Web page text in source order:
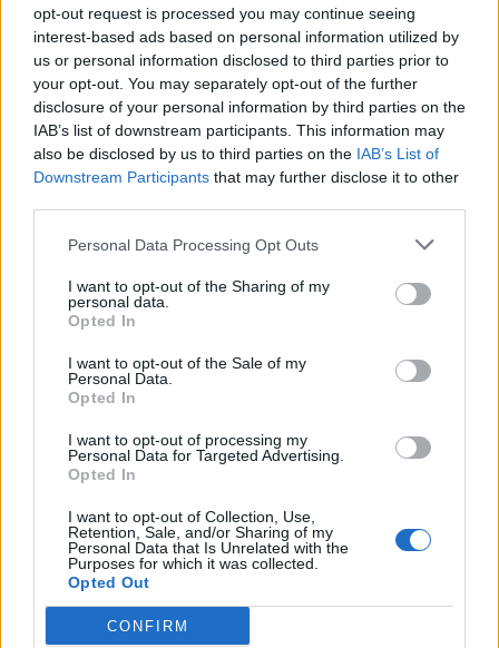
opt-out request is processed you may continue seeing
interest-based ads based on personal information utilized by
us or personal information disclosed to third parties prior to
your opt-out. You may separately opt-out of the further
disclosure of your personal information by third parties on the
IAB’s list of downstream participants. This information may
also be disclosed by us to third parties on the IAB’s List of
Downstream Participants that may further disclose it to other
Personal Data Processing Opt Outs
I want to opt-out of the Sharing of my
personal data.
Opted In
I want to opt-out of the Sale of my
Personal Data.
Opted In
I want to opt-out of processing my
Personal Data for Targeted Advertising.
Opted In
I want to opt-out of Collection, Use,
Retention, Sale, and/or Sharing of my
Personal Data that Is Unrelated with the
Purposes for which it was collected.
Opted Out
CONFIRM
Kritiek op Engels van Míchel genuanceerd: ‘Ajax-
spelers snappen dat echt wel’
De eerste Míchel-dagen bij Ajax: Blind coacht,
Gloukh krijgt standje en Ceballos wordt gebeld
Steur kiest voor Newcastle na gemiste
“Twente was toen niet haalbaar”: Weghorst blikt
duidelijker
de route naar PEC eruit
Zo overtuigde PSV Sven Mijnans en bleef Ajax
met lege handen achter